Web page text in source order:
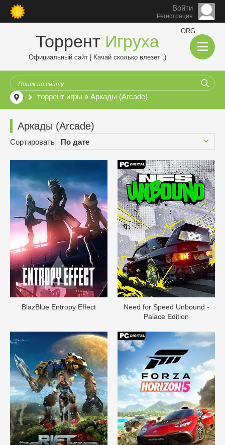
Войти
Регистрация
Торрент Игруха
ORG
Официальный сайт | Качай сколько влезет ;)
торрент игры » Аркады (Arcade)
Аркады (Arcade)
Сортировать По дате
BlazBlue Entropy Effect
Need for Speed Unbound -
Palace Edition